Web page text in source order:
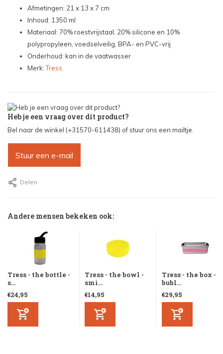
Afmetingen: 21 x 13 x 7 cm
Inhoud: 1350 ml
Materiaal: 70% roestvrijstaal, 20% silicone en 10%
polypropyleen, voedselveilig, BPA- en PVC-vrij
Onderhoud: kan in de vaatwasser
Merk:Tress
Heb je een vraag over dit product?
Bel naar de winkel (+31570-611438) of stuur ons een mailtje.
Stuur een e-mail
Delen
Andere mensen bekeken ook:
Tress - the bottle -
s...
€24,95
Tress - the bowl -
smi...
€14,95
Tress - the box -
bubl...
€29,95